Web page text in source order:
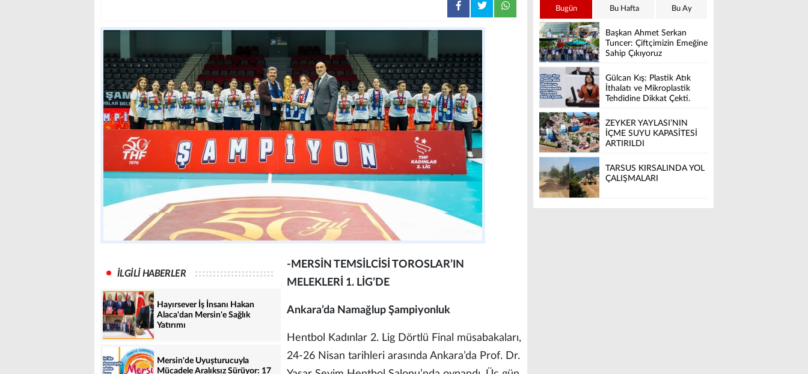
İLGİLİ HABERLER
Hayırsever İş İnsanı Hakan
Alaca'dan Mersin'e Sağlık
Yatırımı
Mersin'de Uyuşturucuyla
Mücadele Aralıksız Sürüyor: 17
-MERSİN TEMSİLCİSİ TOROSLAR’IN
MELEKLERİ 1. LİG’DE
Ankara’da Namağlup Şampiyonluk
Hentbol Kadınlar 2. Lig Dörtlü Final müsabakaları,
24-26 Nisan tarihleri arasında Ankara’da Prof. Dr.
Bugün Bu Hafta Bu Ay
Başkan Ahmet Serkan
Tuncer: Çiftçimizin Emeğine
Sahip Çıkıyoruz
Gülcan Kış: Plastik Atık
İthalatı ve Mikroplastik
Tehdidine Dikkat Çekti.
ZEYKER YAYLASI’NIN
İÇME SUYU KAPASİTESİ
ARTIRILDI
TARSUS KIRSALINDA YOL
ÇALIŞMALARI